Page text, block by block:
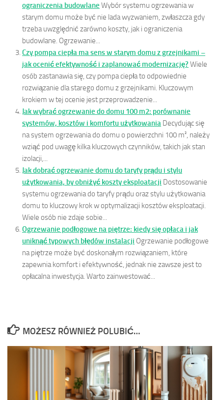
ograniczenia budowlane Wybór systemu ogrzewania w
starym domu może być nie lada wyzwaniem, zwłaszcza gdy
trzeba uwzględnić zarówno koszty, jak i ograniczenia
budowlane. Ogrzewanie...
Czy pompa ciepła ma sens w starym domu z grzejnikami –
jak ocenić efektywność i zaplanować modernizację? Wiele
osób zastanawia się, czy pompa ciepła to odpowiednie
rozwiązanie dla starego domu z grzejnikami. Kluczowym
krokiem w tej ocenie jest przeprowadzenie...
Jak wybrać ogrzewanie do domu 100 m2: porównanie
systemów, kosztów i komfortu użytkowania Decydując się
na system ogrzewania do domu o powierzchni 100 m², należy
wziąć pod uwagę kilka kluczowych czynników, takich jak stan
izolacji,...
Jak dobrać ogrzewanie domu do taryfy prądu i stylu
użytkowania, by obniżyć koszty eksploatacji Dostosowanie
systemu ogrzewania do taryfy prądu oraz stylu użytkowania
domu to kluczowy krok w optymalizacji kosztów eksploatacji.
Wiele osób nie zdaje sobie...
Ogrzewanie podłogowe na piętrze: kiedy się opłaca i jak
uniknąć typowych błędów instalacji Ogrzewanie podłogowe
na piętrze może być doskonałym rozwiązaniem, które
zapewnia komfort i efektywność, jednak nie zawsze jest to
opłacalna inwestycja. Warto zainwestować...
MOŻESZ RÓWNIEŻ POLUBIĆ…